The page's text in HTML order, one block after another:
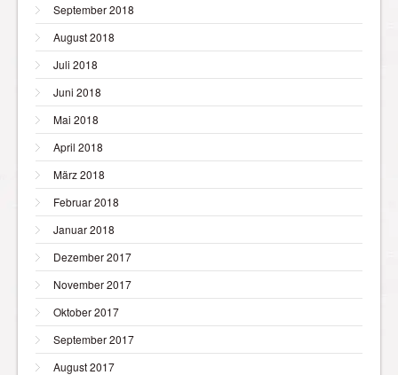
September 2018
August 2018
Juli 2018
Juni 2018
Mai 2018
April 2018
März 2018
Februar 2018
Januar 2018
Dezember 2017
November 2017
Oktober 2017
September 2017
August 2017